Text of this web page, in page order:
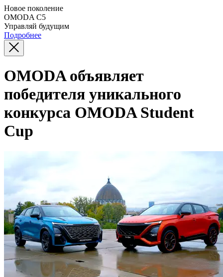
Новое поколение
OMODA C5
Управляй будущим
Подробнее
OMODA объявляет
победителя уникального
конкурса OMODA Student
Cup